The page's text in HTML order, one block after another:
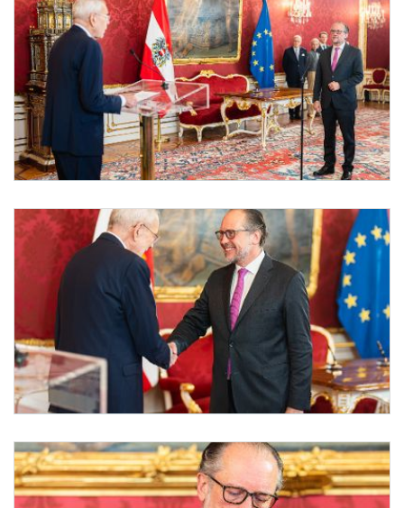
Am 10. Jänner 2025 wurde Bundeskanzler Alexander Schallenberg (m.) von
Angelobung Bundeskanzler Schallenberg
Am 10. Jänner 2025 wurde Bundeskanzler Alexander Schallenberg (r.) von
Angelobung Bundeskanzler Schallenberg
Am 10. Jänner 2025 wurde Bundeskanzler Alexander Schallenberg (r.) von